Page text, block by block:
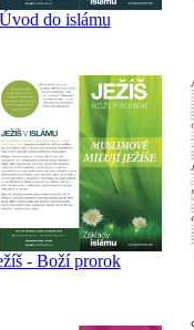
do islámu
- Boží prorok